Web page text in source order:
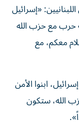
«إسرائيل
مع حزب الله
معكم، مع
ابنوا الأمن
الله، ستكون